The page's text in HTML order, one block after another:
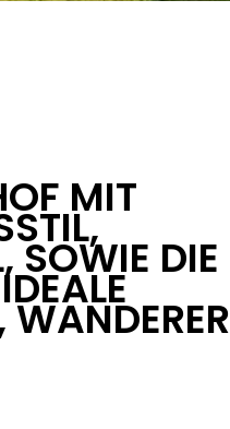
MIT
SOWIE DIE